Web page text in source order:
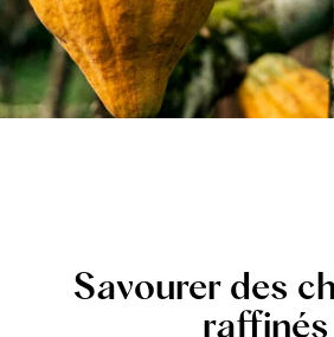
Savourer des
raffinés